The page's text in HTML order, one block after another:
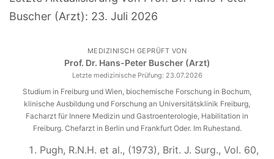
Buscher (Arzt): 23. Juli 2026
MEDIZINISCH GEPRÜFT VON
Prof. Dr. Hans-Peter Buscher (Arzt)
Letzte medizinische Prüfung: 23.07.2026
Studium in Freiburg und Wien, biochemische Forschung in Bochum,
klinische Ausbildung und Forschung an Universitätsklinik Freiburg,
Facharzt für Innere Medizin und Gastroenterologie, Habilitation in
Freiburg. Chefarzt in Berlin und Frankfurt Oder. Im Ruhestand.
Pugh, R.N.H. et al., (1973), Brit. J. Surg., Vol. 60,